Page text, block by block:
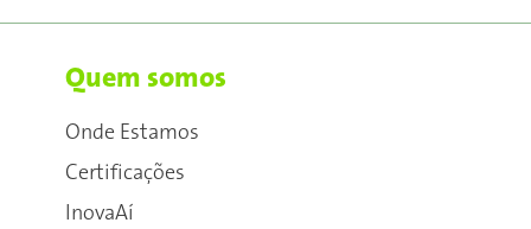
Quem somos
Onde Estamos
Certificações
InovaAí